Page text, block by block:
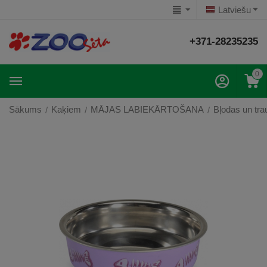
Latviešu
+371-28235235
0
Sākums / Kaķiem / MĀJAS LABIEKĀRTOŠANA / Bļodas un